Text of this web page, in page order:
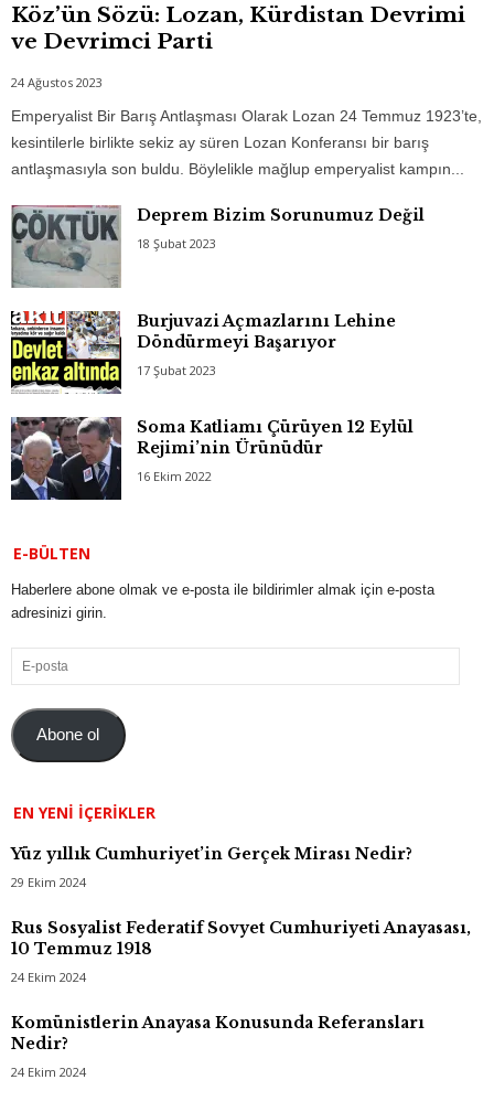
Köz’ün Sözü: Lozan, Kürdistan Devrimi
ve Devrimci Parti
24 Ağustos 2023
Emperyalist Bir Barış Antlaşması Olarak Lozan 24 Temmuz 1923’te,
kesintilerle birlikte sekiz ay süren Lozan Konferansı bir barış
antlaşmasıyla son buldu. Böylelikle mağlup emperyalist kampın...
Deprem Bizim Sorunumuz Değil
18 Şubat 2023
Burjuvazi Açmazlarını Lehine
Döndürmeyi Başarıyor
17 Şubat 2023
Soma Katliamı Çürüyen 12 Eylül
Rejimi’nin Ürünüdür
16 Ekim 2022
E-BÜLTEN
Haberlere abone olmak ve e-posta ile bildirimler almak için e-posta
adresinizi girin.
E-
posta
Abone ol
EN YENI İÇERIKLER
Yüz yıllık Cumhuriyet’in Gerçek Mirası Nedir?
29 Ekim 2024
Rus Sosyalist Federatif Sovyet Cumhuriyeti Anayasası,
10 Temmuz 1918
24 Ekim 2024
Komünistlerin Anayasa Konusunda Referansları
Nedir?
24 Ekim 2024